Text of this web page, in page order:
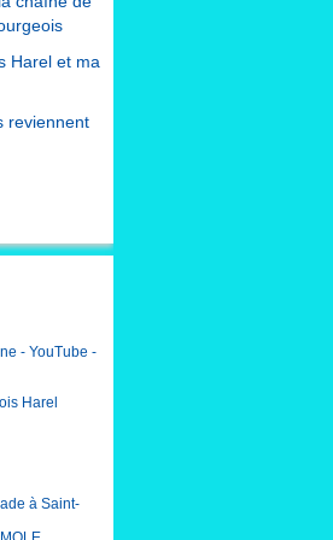
Harel et ma
reviennent
- YouTube -
Harel
à Saint-